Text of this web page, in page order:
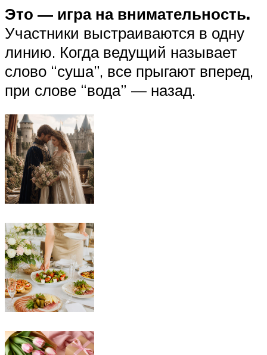
Это — игра на внимательность.
Участники выстраиваются в одну
линию. Когда ведущий называет
слово “суша”, все прыгают вперед,
при слове “вода” — назад.